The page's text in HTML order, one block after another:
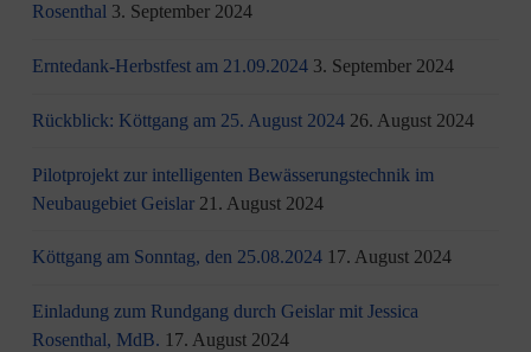
Rosenthal 3. September 2024
Erntedank-Herbstfest am 21.09.2024 3. September 2024
Rückblick: Köttgang am 25. August 2024 26. August 2024
Pilotprojekt zur intelligenten Bewässerungstechnik im
Neubaugebiet Geislar 21. August 2024
Köttgang am Sonntag, den 25.08.2024 17. August 2024
Einladung zum Rundgang durch Geislar mit Jessica
Rosenthal, MdB. 17. August 2024